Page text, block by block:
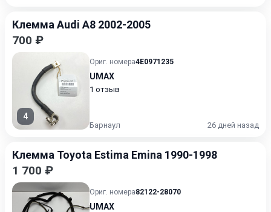
Клемма Audi A8 2002-2005
700 ₽
4
Ориг. номера4E0971235
UMAX
1 отзыв
Барнаул 26 дней назад
Клемма Toyota Estima Emina 1990-1998
1 700 ₽
Ориг. номера82122-28070
UMAX